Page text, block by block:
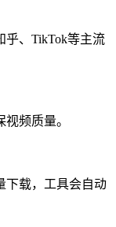
乎、TikTok等主流
频质量。
下载，工具会自动